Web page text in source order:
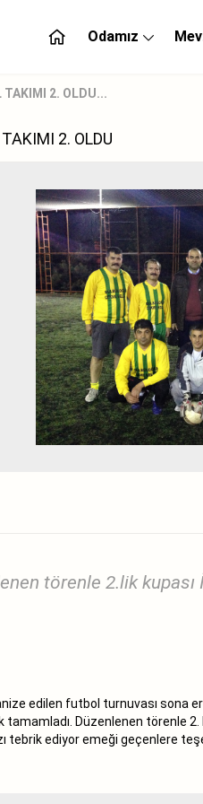
Odamız
TAKIMI 2. OLDU...
2. OLDU
törenle 2.lik
edilen futbol turnuvası sona
Düzenlenen törenle
tebrik ediyor emeği geçenlere